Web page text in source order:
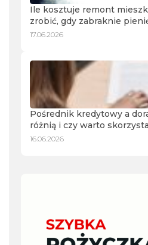
Ile kosztuje remont
zrobić, gdy zabraknie
17.06.2026
Pośrednik kredytowy a
różnią i czy warto
16.06.2026